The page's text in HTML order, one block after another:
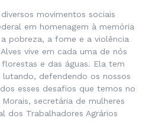
movimentos sociais
em homenagem à memória
pobreza, a fome e a violência
vive em cada uma de nós
e das águas. Ela tem
defendendo os nossos
esses desafios que temos no
Morais, secretária de mulheres
dos Trabalhadores Agrários